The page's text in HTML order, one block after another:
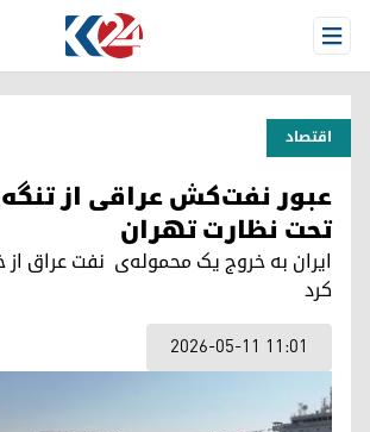
Open Menu
اقتصاد
عبور نفت‌کش عراقی از
تحت نظارت تهران
ایران بە خروج یک محموله‌ی نفت عراق
کرد
2026-05-11 11:01